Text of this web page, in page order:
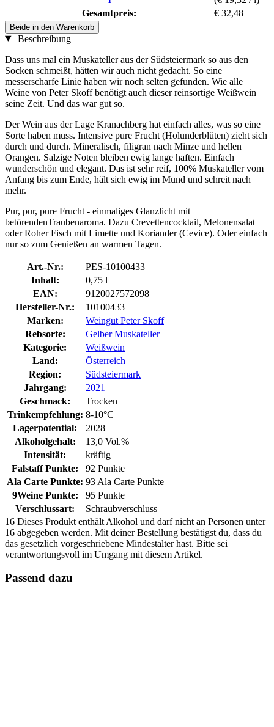
Gesamtpreis:
€ 32,48
Beide in den Warenkorb
Beschreibung
Dass uns mal ein Muskateller aus der Südsteiermark so aus den
Socken schmeißt, hätten wir auch nicht gedacht. So eine
messerscharfe Linie haben wir noch selten gefunden. Wie alle
Weine von Peter Skoff benötigt auch dieser reinsortige Weißwein
seine Zeit. Und das war gut so.
Der Wein aus der Lage Kranachberg hat einfach alles, was so eine
Sorte haben muss. Intensive pure Frucht (Holunderblüten) zieht sich
durch und durch. Mineralisch, filigran nach Minze und hellen
Orangen. Salzige Noten bleiben ewig lange haften. Einfach
wunderschön und elegant. Das ist sehr reif, 100% Muskateller vom
Anfang bis zum Ende, hält sich ewig im Mund und schreit nach
mehr.
Pur, pur, pure Frucht - einmaliges Glanzlicht mit
betörendenTraubenaroma. Dazu Crevettencocktail, Melonensalat
oder Roher Fisch mit Limette und Koriander (Cevice). Oder einfach
nur so zum Genießen an warmen Tagen.
Art.-Nr.:
PES-10100433
Inhalt:
0,75 l
EAN:
9120027572098
Hersteller-Nr.:
10100433
Marken:
Weingut Peter Skoff
Rebsorte:
Gelber Muskateller
Kategorie:
Weißwein
Land:
Österreich
Region:
Südsteiermark
Jahrgang:
2021
Geschmack:
Trocken
Trinkempfehlung: 8-10°C
Lagerpotential:
2028
Alkoholgehalt:
13,0 Vol.%
Intensität:
kräftig
Falstaff Punkte:
92 Punkte
Ala Carte Punkte: 93 Ala Carte Punkte
9Weine Punkte:
95 Punkte
Verschlussart:
Schraubverschluss
16 Dieses Produkt enthält Alkohol und darf nicht an Personen unter
16 abgegeben werden. Mit deiner Bestellung bestätigst du, dass du
das gesetzlich vorgeschriebene Mindestalter hast. Bitte sei
verantwortungsvoll im Umgang mit diesem Artikel.
Passend dazu